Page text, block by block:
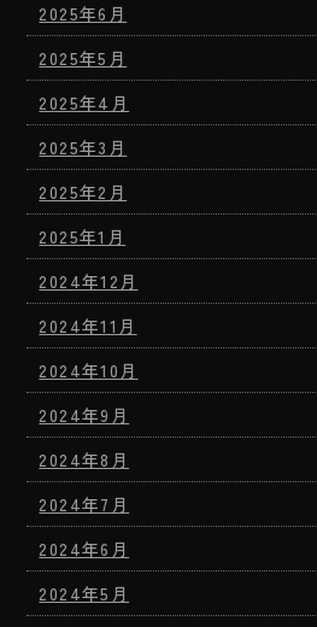
2025年6月
2025年5月
2025年4月
2025年3月
2025年2月
2025年1月
2024年12月
2024年11月
2024年10月
2024年9月
2024年8月
2024年7月
2024年6月
2024年5月